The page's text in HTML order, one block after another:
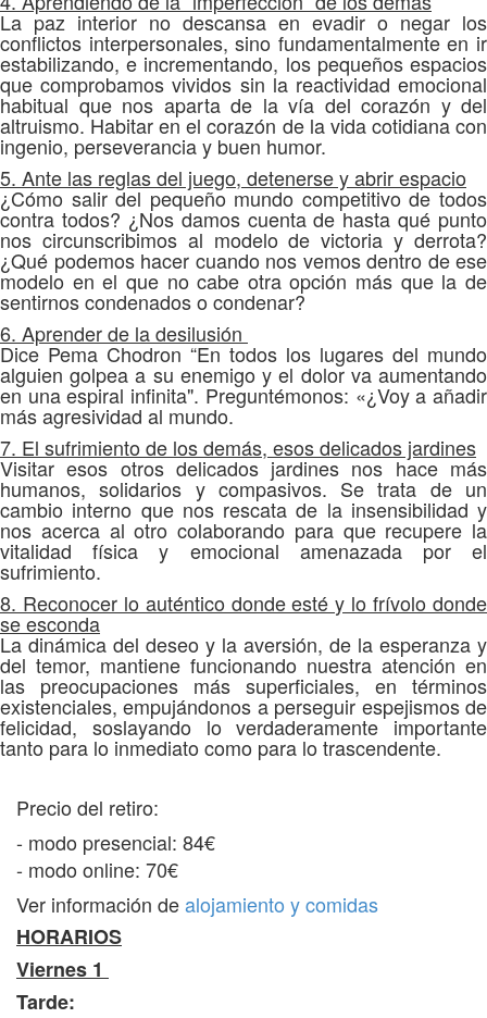
La paz interior no descansa en evadir o negar los
conflictos interpersonales, sino fundamentalmente en ir
estabilizando, e incrementando, los pequeños espacios
que comprobamos vividos sin la reactividad emocional
habitual que nos aparta de la vía del corazón y del
altruismo. Habitar en el corazón de la vida cotidiana con
ingenio, perseverancia y buen humor.
5. Ante las reglas del juego, detenerse y abrir espacio
¿Cómo salir del pequeño mundo competitivo de todos
contra todos? ¿Nos damos cuenta de hasta qué punto
nos circunscribimos al modelo de victoria y derrota?
¿Qué podemos hacer cuando nos vemos dentro de ese
modelo en el que no cabe otra opción más que la de
sentirnos condenados o condenar?
6. Aprender de la desilusión
Dice Pema Chodron “En todos los lugares del mundo
alguien golpea a su enemigo y el dolor va aumentando
en una espiral infinita". Preguntémonos: «¿Voy a añadir
más agresividad al mundo.
7. El sufrimiento de los demás, esos delicados jardines
Visitar esos otros delicados jardines nos hace más
humanos, solidarios y compasivos. Se trata de un
cambio interno que nos rescata de la insensibilidad y
nos acerca al otro colaborando para que recupere la
vitalidad física y emocional amenazada por el
sufrimiento.
8. Reconocer lo auténtico donde esté y lo frívolo donde
se esconda
La dinámica del deseo y la aversión, de la esperanza y
del temor, mantiene funcionando nuestra atención en
las preocupaciones más superficiales, en términos
existenciales, empujándonos a perseguir espejismos de
felicidad, soslayando lo verdaderamente importante
tanto para lo inmediato como para lo trascendente.
Precio del retiro:
- modo presencial: 84€
- modo online: 70€
Ver información dealojamiento y comidas
HORARIOS
Viernes 1
Tarde: